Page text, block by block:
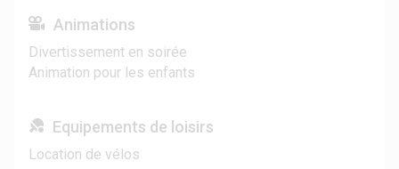
Animations
Divertissement en soirée
Animation pour les enfants
Equipements de loisirs
Location de vélos